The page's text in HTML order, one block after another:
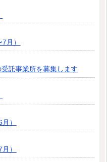
月）
託事業所を募集します
）
）